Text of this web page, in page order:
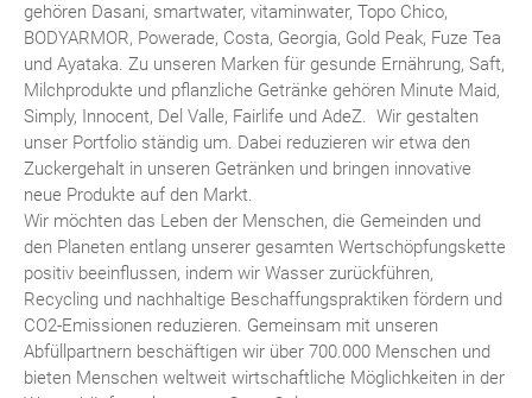
gehören Dasani, smartwater, vitaminwater, Topo Chico,
BODYARMOR, Powerade, Costa, Georgia, Gold Peak, Fuze Tea
und Ayataka. Zu unseren Marken für gesunde Ernährung, Saft,
Milchprodukte und pflanzliche Getränke gehören Minute Maid,
Simply, Innocent, Del Valle, Fairlife und AdeZ. Wir gestalten
unser Portfolio ständig um. Dabei reduzieren wir etwa den
Zuckergehalt in unseren Getränken und bringen innovative
neue Produkte auf den Markt.
Wir möchten das Leben der Menschen, die Gemeinden und
den Planeten entlang unserer gesamten Wertschöpfungskette
positiv beeinflussen, indem wir Wasser zurückführen,
Recycling und nachhaltige Beschaffungspraktiken fördern und
CO2-Emissionen reduzieren. Gemeinsam mit unseren
Abfüllpartnern beschäftigen wir über 700.000 Menschen und
bieten Menschen weltweit wirtschaftliche Möglichkeiten in der